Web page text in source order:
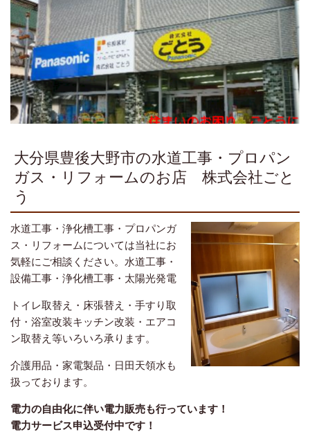
大分県豊後大野市の水道工事・プロパン
ガス・リフォームのお店 株式会社ごと
う
水道工事・浄化槽工事・プロパンガ
ス・リフォームについては当社にお
気軽にご相談ください。 水道工事・
設備工事・浄化槽工事・太陽光発電
トイレ取替え・床張替え・手すり取
付・浴室改装キッチン改装・エアコ
ン取替え等いろいろ承ります。
介護用品・家電製品・日田天領水も
扱っております。
電力の自由化に伴い電力販売も行っています ！
電力サービス申込受付中です！